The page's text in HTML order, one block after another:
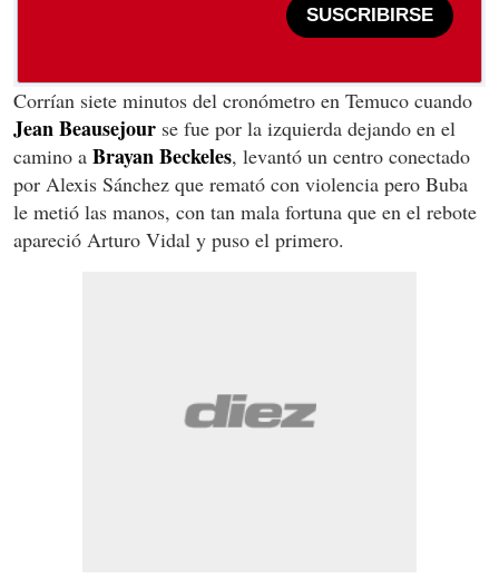
SUSCRIBIRSE
Corrían siete minutos del cronómetro en Temuco cuando
Jean Beausejour se fue por la izquierda dejando en el
camino a Brayan Beckeles, levantó un centro conectado
por Alexis Sánchez que remató con violencia pero Buba
le metió las manos, con tan mala fortuna que en el rebote
apareció Arturo Vidal y puso el primero.